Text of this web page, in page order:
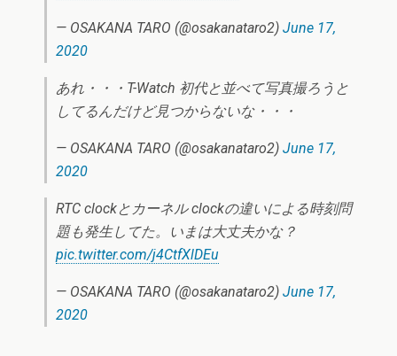
— OSAKANA TARO (@osakanataro2) June 17,
2020
あれ・・・T-Watch 初代と並べて写真撮ろうと
してるんだけど見つからないな・・・
— OSAKANA TARO (@osakanataro2) June 17,
2020
RTC clockとカーネル clockの違いによる時刻問
題も発生してた。いまは大丈夫かな？
pic.twitter.com/j4CtfXlDEu
— OSAKANA TARO (@osakanataro2) June 17,
2020